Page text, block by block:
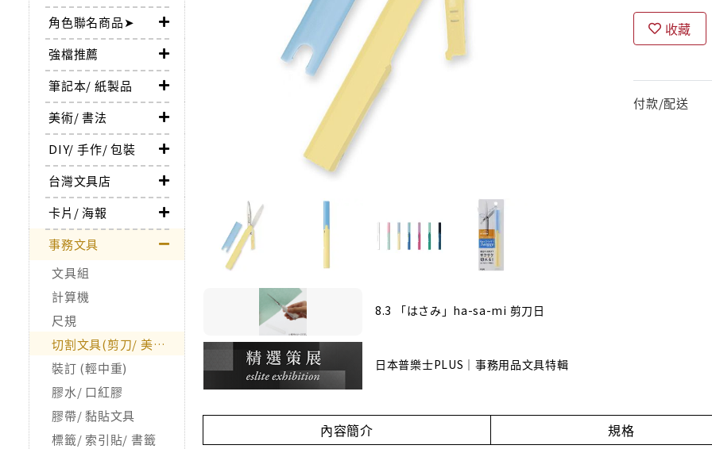
角色聯名商品➤
強檔推薦
筆記本/ 紙製品
美術/ 書法
DIY/ 手作/ 包裝
台灣文具店
卡片/ 海報
事務文具
文具組
計算機
尺規
切割文具(剪刀/ 美工刀/ 拆信刀)
裝訂 (輕中重)
膠水/ 口紅膠
膠帶/ 黏貼文具
標籤/ 索引貼/ 書籤
8.3 「はさみ」ha-sa-mi 剪刀日
日本普樂士PLUS｜事務用品文具特輯
收藏
付款/配送
內容簡介 規格